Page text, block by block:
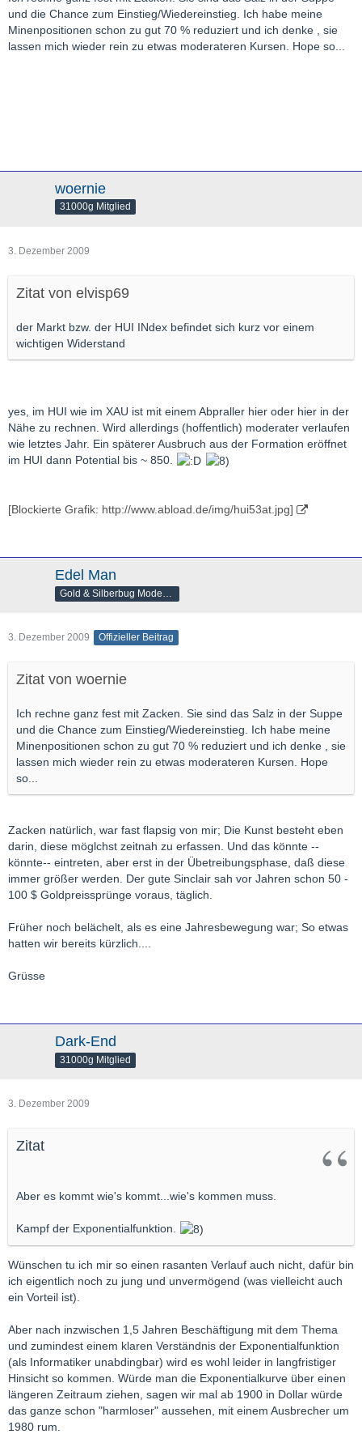
und die Chance zum Einstieg/Wiedereinstieg. Ich habe meine
Minenpositionen schon zu gut 70 % reduziert und ich denke , sie
lassen mich wieder rein zu etwas moderateren Kursen. Hope so...
woernie
31000g Mitglied
3. Dezember 2009
Zitat von elvisp69
der Markt bzw. der HUI INdex befindet sich kurz vor einem
wichtigen Widerstand
yes, im HUI wie im XAU ist mit einem Abpraller hier oder hier in der
Nähe zu rechnen. Wird allerdings (hoffentlich) moderater verlaufen
wie letztes Jahr. Ein späterer Ausbruch aus der Formation eröffnet
im HUI dann Potential bis ~ 850.
[Blockierte Grafik: http://www.abload.de/img/hui53at.jpg]
Edel Man
3. Dezember 2009 Offizieller Beitrag
Zitat von woernie
Ich rechne ganz fest mit Zacken. Sie sind das Salz in der Suppe
und die Chance zum Einstieg/Wiedereinstieg. Ich habe meine
Minenpositionen schon zu gut 70 % reduziert und ich denke , sie
lassen mich wieder rein zu etwas moderateren Kursen. Hope
so...
Zacken natürlich, war fast flapsig von mir; Die Kunst besteht eben
darin, diese möglchst zeitnah zu erfassen. Und das könnte --
könnte-- eintreten, aber erst in der Übetreibungsphase, daß diese
immer größer werden. Der gute Sinclair sah vor Jahren schon 50 -
100 $ Goldpreissprünge voraus, täglich.
Früher noch belächelt, als es eine Jahresbewegung war; So etwas
hatten wir bereits kürzlich....
Grüsse
Dark-End
31000g Mitglied
3. Dezember 2009
Zitat
Aber es kommt wie's kommt...wie's kommen muss.
Kampf der Exponentialfunktion.
Wünschen tu ich mir so einen rasanten Verlauf auch nicht, dafür bin
ich eigentlich noch zu jung und unvermögend (was vielleicht auch
ein Vorteil ist).
Aber nach inzwischen 1,5 Jahren Beschäftigung mit dem Thema
und zumindest einem klaren Verständnis der Exponentialfunktion
(als Informatiker unabdingbar) wird es wohl leider in langfristiger
Hinsicht so kommen. Würde man die Exponentialkurve über einen
längeren Zeitraum ziehen, sagen wir mal ab 1900 in Dollar würde
das ganze schon "harmloser" aussehen, mit einem Ausbrecher um
1980 rum.